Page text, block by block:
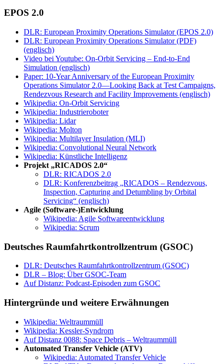
EPOS 2.0
DLR: European Proximity Operations Simulator (EPOS 2.0)
DLR: European Proximity Operations Simulator (PDF)
(englisch)
Video bei Youtube: On-Orbit Servicing – End-to-End
Simulation (englisch)
Paper: 10-Year Anniversary of the European Proximity
Operations Simulator 2.0—Looking Back at Test Campaigns,
Rendezvous Research and Facility Improvements (englisch)
Wikipedia: On-Orbit Servicing
Wikipedia: Industrieroboter
Wikipedia: Lidar
Wikipedia: Molton
Wikipedia: Multilayer Insulation (MLI)
Wikipedia: Convolutional Neural Network
Wikipedia: Künstliche Intelligenz
Projekt „RICADOS 2.0“
DLR: RICADOS 2.0
DLR: Konferenzbeitrag „RICADOS – Rendezvous,
Inspection, Capturing and Detumbling by Orbital
Servicing“ (englisch)
Agile (Software-)Entwicklung
Wikipedia: Agile Softwareentwicklung
Wikipedia: Scrum
Deutsches Raumfahrtkontrollzentrum (GSOC)
DLR: Deutsches Raumfahrtkontrollzentrum (GSOC)
DLR – Blog: Über GSOC-Team
Auf Distanz: Podcast-Episoden zum GSOC
Hintergründe und weitere Erwähnungen
Wikipedia: Weltraummüll
Wikipedia: Kessler-Syndrom
Auf Distanz 0088: Space Debris – Weltraummüll
Automated Transfer Vehicle (ATV)
Wikipedia: Automated Transfer Vehicle